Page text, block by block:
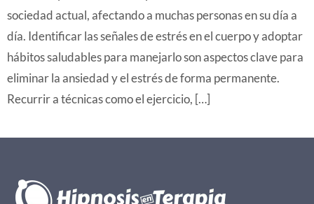
sociedad actual, afectando a muchas personas en su día a
día. Identificar las señales de estrés en el cuerpo y adoptar
hábitos saludables para manejarlo son aspectos clave para
eliminar la ansiedad y el estrés de forma permanente.
Recurrir a técnicas como el ejercicio, […]